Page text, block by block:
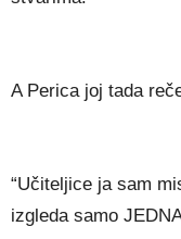
A Perica joj tada
“Učiteljice ja sam
izgleda samo